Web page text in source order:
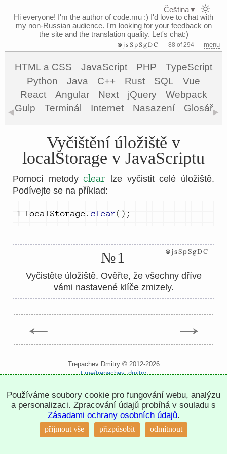
Hi everyone! I'm the author of code.mu :) I'd love to chat with
my non-Russian audience. I'm looking for your feedback on
the site and the translation quality. Let's chat:)
⊗jsSpSgDC 88 of 294 menu
HTML a CSS JavaScript PHP
TypeScript
Python
Java C++ Rust SQL
Vue
React
Angular Next jQuery
Webpack
Gulp
Terminál Internet Nasazení Glosář
◀ ▶
Vyčištění úložiště v
localStorage v JavaScriptu
Pomocí metodyclear lze vyčistit celé úložiště.
Podívejte se na příklad:
localStorage . clear() ;
№1 ⊗jsSpSgDC
Vyčistěte úložiště. Ověřte, že všechny dříve
vámi nastavené klíče zmizely.
← →
Trepachev Dmitry © 2012-2026
t.me/trepachev_dmitry
Čeština▼
Používáme soubory cookie pro fungování webu, analýzu
a personalizaci. Zpracování údajů probíhá v souladu s
Zásadami ochrany osobních údajů.
přijmout vše přizpůsobit odmítnout